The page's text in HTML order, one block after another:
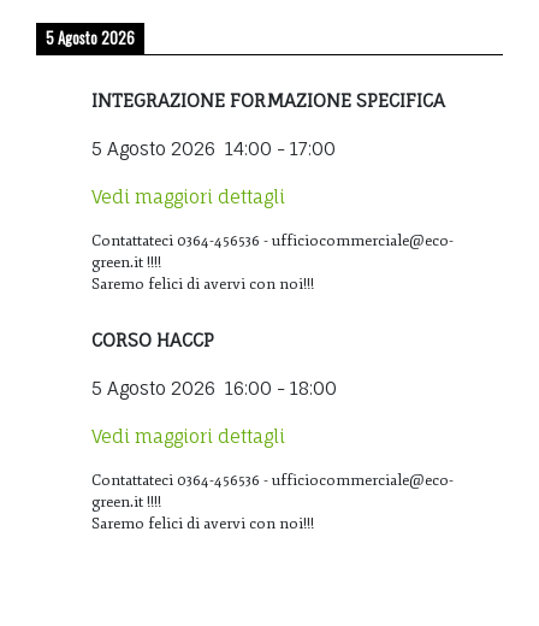
5 Agosto 2026
INTEGRAZIONE FORMAZIONE SPECIFICA
5 Agosto 2026 14:00 - 17:00
Vedi maggiori dettagli
Contattateci 0364-456536 - ufficiocommerciale@eco-
green.it !!!!
Saremo felici di avervi con noi!!!
CORSO HACCP
5 Agosto 2026 16:00 - 18:00
Vedi maggiori dettagli
Contattateci 0364-456536 - ufficiocommerciale@eco-
green.it !!!!
Saremo felici di avervi con noi!!!